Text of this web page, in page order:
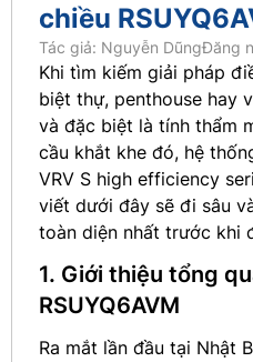
chiều
Tác giả: Nguyễn DũngĐăng
Khi tìm kiếm giải pháp
biệt thự, penthouse hay
và đặc biệt là tính thẩm
cầu khắt khe đó, hệ
VRV S high efficiency
viết dưới đây sẽ đi sâu
toàn diện nhất trước khi
1. Giới thiệu tổng
RSUYQ6AVM
Ra mắt lần đầu tại Nhật